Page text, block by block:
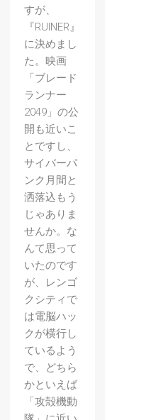
すが、
『RUINER』
に決めまし
た。映画
「ブレード
ランナー
2049」の公
開も近いこ
とですし、
サイバーパ
ンク月間と
洒落込もう
じゃありま
せんか。な
んて思って
いたのです
が、レンゴ
クシティで
は電脳ハッ
クが横行し
ているよう
で、どちら
かといえば
「攻殻機動
【Figh
t’N
Rage
】レビ
ュー
ベルト
スクロ
ールア